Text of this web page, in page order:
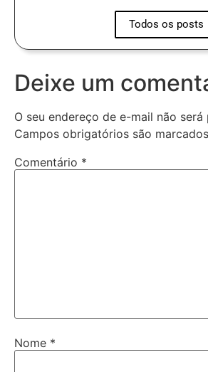
Todos os posts
Deixe um
O seu endereço de e-mail não será
Campos obrigatórios são
Comentário *
Nome *